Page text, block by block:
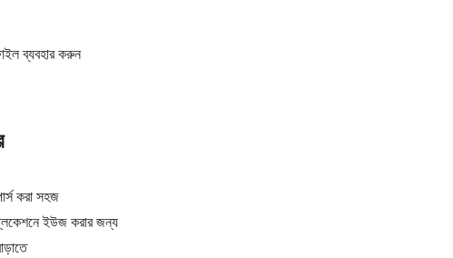
ব্যবহার করুন
করা সহজ
ইউজ করার জন্য